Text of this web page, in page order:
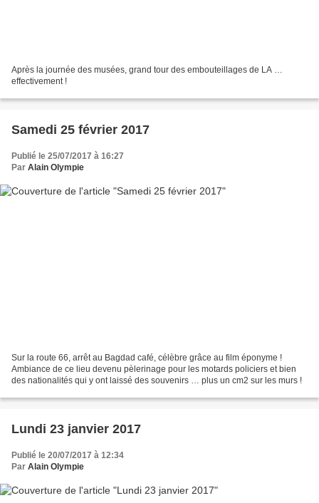
Après la journée des musées, grand tour des embouteillages de LA …
effectivement !
Samedi 25 février 2017
Publié le 25/07/2017 à 16:27
Par Alain Olympie
Sur la route 66, arrêt au Bagdad café, célèbre grâce au film éponyme !
Ambiance de ce lieu devenu pèlerinage pour les motards policiers et bien
des nationalités qui y ont laissé des souvenirs … plus un cm2 sur les murs !
Lundi 23 janvier 2017
Publié le 20/07/2017 à 12:34
Par Alain Olympie